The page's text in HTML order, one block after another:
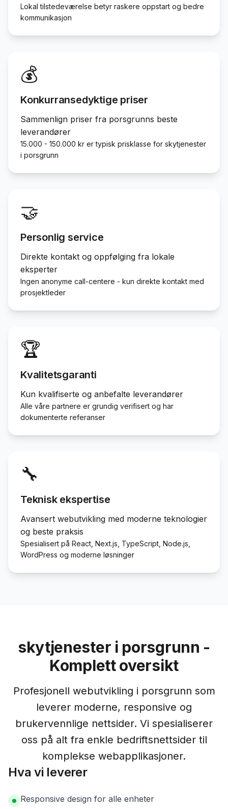
Lokal tilstedeværelse betyr raskere oppstart og bedre
kommunikasjon
💰
Konkurransedyktige priser
Sammenlign priser fra porsgrunns beste
leverandører
15.000 - 150.000 kr er typisk prisklasse for skytjenester
i porsgrunn
🤝
Personlig service
Direkte kontakt og oppfølging fra lokale
eksperter
Ingen anonyme call-centere - kun direkte kontakt med
prosjektleder
🏆
Kvalitetsgaranti
Kun kvalifiserte og anbefalte leverandører
Alle våre partnere er grundig verifisert og har
dokumenterte referanser
🔧
Teknisk ekspertise
Avansert webutvikling med moderne teknologier
og beste praksis
Spesialisert på React, Next.js, TypeScript, Node.js,
WordPress og moderne løsninger
skytjenester i porsgrunn -
Komplett oversikt
Profesjonell webutvikling i porsgrunn som
leverer moderne, responsive og
brukervennlige nettsider. Vi spesialiserer
oss på alt fra enkle bedriftsnettsider til
komplekse webapplikasjoner.
Hva vi leverer
Responsive design for alle enheter